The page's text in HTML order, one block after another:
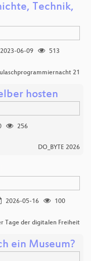
Technik,
2023-06-09
513
21
hosten
256
DO_BYTE 2026
2026-05-16
100
Tage der digitalen Freiheit
ein Museum?